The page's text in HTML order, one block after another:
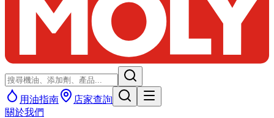
用油指南
店家查詢
關於我們